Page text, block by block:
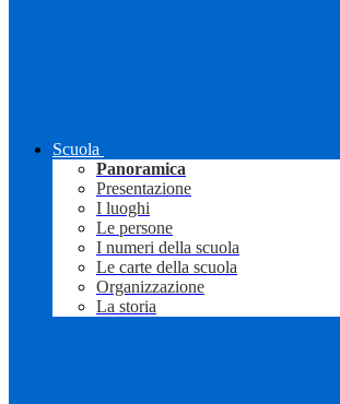
Scuola
Panoramica
Presentazione
I luoghi
Le persone
I numeri della scuola
Le carte della scuola
Organizzazione
La storia